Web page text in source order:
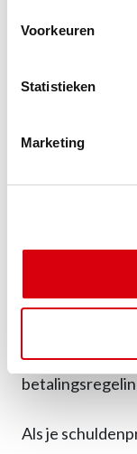
Voorkeuren
Statistieken
Marketing
bijzondere
kijken of je
uitgaven kunt
lossen kan
Als je